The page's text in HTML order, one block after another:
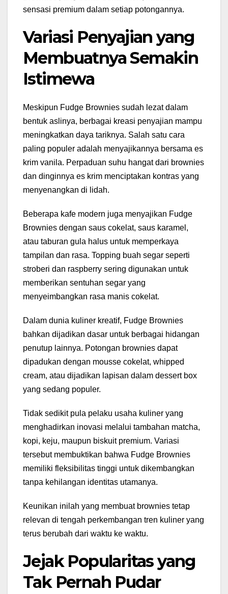
sensasi premium dalam setiap potongannya.
Variasi Penyajian yang
Membuatnya Semakin
Istimewa
Meskipun Fudge Brownies sudah lezat dalam
bentuk aslinya, berbagai kreasi penyajian mampu
meningkatkan daya tariknya. Salah satu cara
paling populer adalah menyajikannya bersama es
krim vanila. Perpaduan suhu hangat dari brownies
dan dinginnya es krim menciptakan kontras yang
menyenangkan di lidah.
Beberapa kafe modern juga menyajikan Fudge
Brownies dengan saus cokelat, saus karamel,
atau taburan gula halus untuk memperkaya
tampilan dan rasa. Topping buah segar seperti
stroberi dan raspberry sering digunakan untuk
memberikan sentuhan segar yang
menyeimbangkan rasa manis cokelat.
Dalam dunia kuliner kreatif, Fudge Brownies
bahkan dijadikan dasar untuk berbagai hidangan
penutup lainnya. Potongan brownies dapat
dipadukan dengan mousse cokelat, whipped
cream, atau dijadikan lapisan dalam dessert box
yang sedang populer.
Tidak sedikit pula pelaku usaha kuliner yang
menghadirkan inovasi melalui tambahan matcha,
kopi, keju, maupun biskuit premium. Variasi
tersebut membuktikan bahwa Fudge Brownies
memiliki fleksibilitas tinggi untuk dikembangkan
tanpa kehilangan identitas utamanya.
Keunikan inilah yang membuat brownies tetap
relevan di tengah perkembangan tren kuliner yang
terus berubah dari waktu ke waktu.
Jejak Popularitas yang
Tak Pernah Pudar